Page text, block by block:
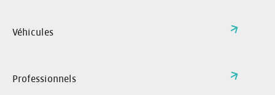
Véhicules
Professionnels